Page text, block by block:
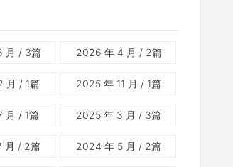
月 / 3篇 2026 年 4 月 / 2篇
月 / 1篇 2025 年 11 月 / 1篇
月 / 1篇 2025 年 3 月 / 3篇
月 / 2篇 2024 年 5 月 / 2篇